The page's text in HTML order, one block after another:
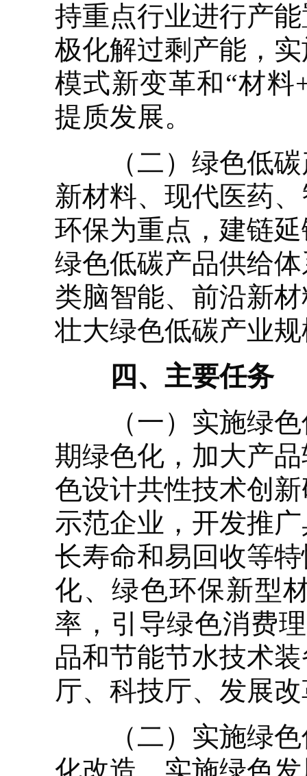
持重点行业进行产
极化解过剩产能，
模式新变革和“材
提质发展。
（二）绿色低碳
新材料、现代医药
环保为重点，建链
绿色低碳产品供给
类脑智能、前沿新
壮大绿色低碳产业
四、主要任务
（一）实施绿色
期绿色化，加大产
色设计共性技术创
示范企业，开发推
长寿命和易回收等
化、绿色环保新型
率，引导绿色消费
品和节能节水技术
厅、科技厅、发展
（二）实施绿色